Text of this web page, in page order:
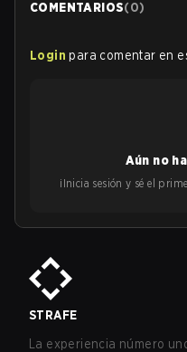
COMENTARIOS(0)
Login para comentar en
Aún no
¡Inicia sesión y sé el
STRAFE
La experiencia número